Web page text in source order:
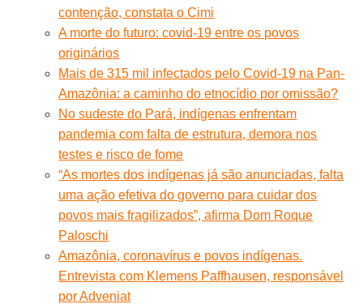
contenção, constata o Cimi
A morte do futuro: covid-19 entre os povos
originários
Mais de 315 mil infectados pelo Covid-19 na Pan-
Amazônia: a caminho do etnocídio por omissão?
No sudeste do Pará, indígenas enfrentam
pandemia com falta de estrutura, demora nos
testes e risco de fome
“As mortes dos indígenas já são anunciadas, falta
uma ação efetiva do governo para cuidar dos
povos mais fragilizados”, afirma Dom Roque
Paloschi
Amazônia, coronavírus e povos indígenas.
Entrevista com Klemens Paffhausen, responsável
por Adveniat